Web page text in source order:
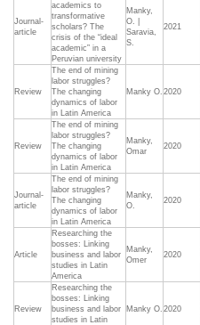
Journal-
article
academics to
transformative
scholars? The
crisis of the “ideal
academic” in a
Peruvian university
Manky,
O. |
Saravia,
S.
2021
Review
The end of mining
labor struggles?
The changing
dynamics of labor
in Latin America
Manky O. 2020
Review
The end of mining
labor struggles?
The changing
dynamics of labor
in Latin America
Manky,
Omar
2020
Journal-
article
The end of mining
labor struggles?
The changing
dynamics of labor
in Latin America
Manky,
O.
2020
Article
Researching the
bosses: Linking
business and labor
studies in Latin
America
Manky,
Omer
2020
Review
Researching the
bosses: Linking
business and labor
studies in Latin
Manky O. 2020